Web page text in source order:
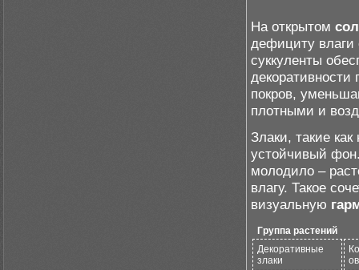
На открытом
дефициту влаги
суккуленты
покров,
плотными и
Злаки, такие
устойчивый
молодило –
влагу. Такое
визуальную
Группа растений
Декоративные
злаки